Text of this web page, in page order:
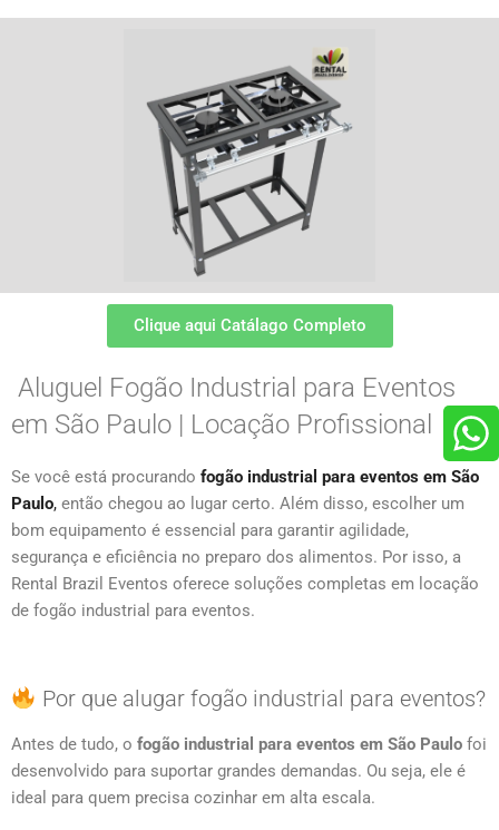
Clique aqui Catálago Completo
Aluguel Fogão Industrial para Eventos
em São Paulo | Locação Profissional
Se você está procurando fogão industrial para eventos em São
Paulo, então chegou ao lugar certo. Além disso, escolher um
bom equipamento é essencial para garantir agilidade,
segurança e eficiência no preparo dos alimentos. Por isso, a
Rental Brazil Eventos oferece soluções completas em locação
de fogão industrial para eventos.
Por que alugar fogão industrial para eventos?
Antes de tudo, o fogão industrial para eventos em São Paulo foi
desenvolvido para suportar grandes demandas. Ou seja, ele é
ideal para quem precisa cozinhar em alta escala.